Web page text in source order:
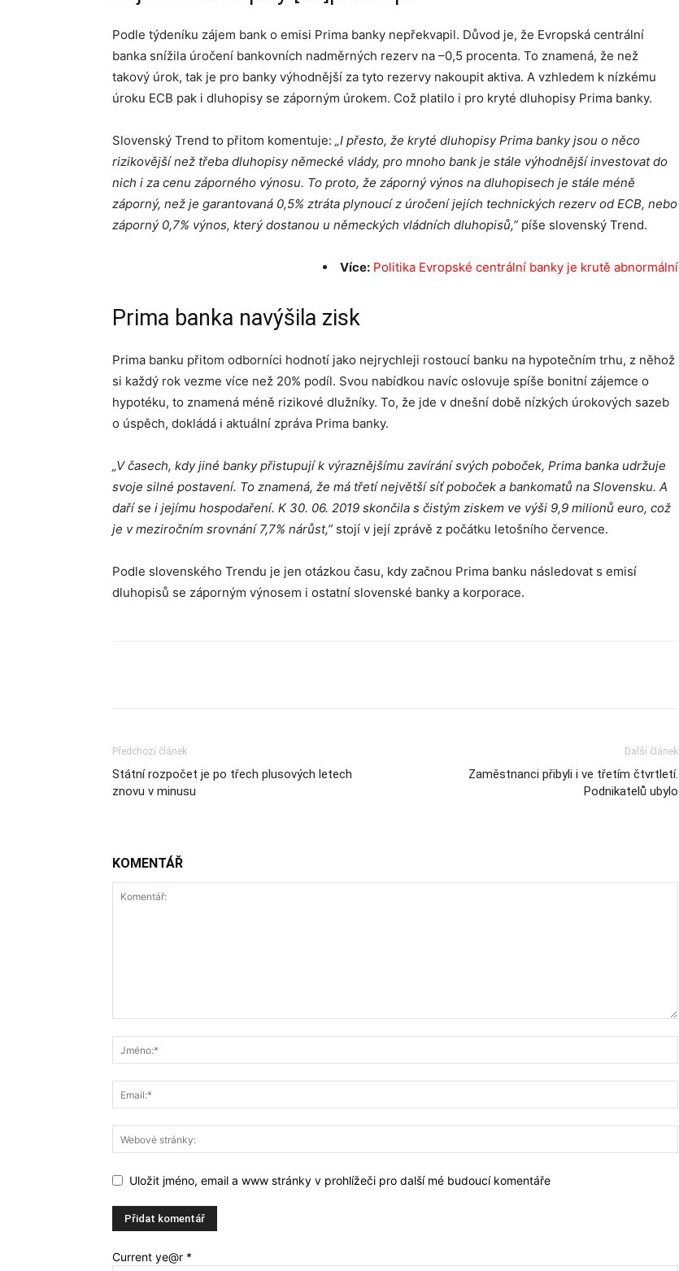
Podle týdeníku zájem bank o emisi Prima banky nepřekvapil. Důvod je, že Evropská centrální
banka snížila úročení bankovních nadměrných rezerv na –0,5 procenta. To znamená, že než
takový úrok, tak je pro banky výhodnější za tyto rezervy nakoupit aktiva. A vzhledem k nízkému
úroku ECB pak i dluhopisy se záporným úrokem. Což platilo i pro kryté dluhopisy Prima banky.
Slovenský Trend to přitom komentuje: „I přesto, že kryté dluhopisy Prima banky jsou o něco
rizikovější než třeba dluhopisy německé vlády, pro mnoho bank je stále výhodnější investovat do
nich i za cenu záporného výnosu. To proto, že záporný výnos na dluhopisech je stále méně
záporný, než je garantovaná 0,5% ztráta plynoucí z úročení jejích technických rezerv od ECB, nebo
záporný 0,7% výnos, který dostanou u německých vládních dluhopisů,” píše slovenský Trend.
Více: Politika Evropské centrální banky je krutě abnormální
Prima banka navýšila zisk
Prima banku přitom odborníci hodnotí jako nejrychleji rostoucí banku na hypotečním trhu, z něhož
si každý rok vezme více než 20% podíl. Svou nabídkou navíc oslovuje spíše bonitní zájemce o
hypotéku, to znamená méně rizikové dlužníky. To, že jde v dnešní době nízkých úrokových sazeb
o úspěch, dokládá i aktuální zpráva Prima banky.
„V časech, kdy jiné banky přistupují k výraznějšímu zavírání svých poboček, Prima banka udržuje
svoje silné postavení. To znamená, že má třetí největší síť poboček a bankomatů na Slovensku. A
daří se i jejímu hospodaření. K 30. 06. 2019 skončila s čistým ziskem ve výši 9,9 milionů euro, což
je v meziročním srovnání 7,7% nárůst,” stojí v její zprávě z počátku letošního července.
Podle slovenského Trendu je jen otázkou času, kdy začnou Prima banku následovat s emisí
dluhopisů se záporným výnosem i ostatní slovenské banky a korporace.
Předchozí článek
Státní rozpočet je po třech plusových letech
znovu v minusu
Další článek
Zaměstnanci přibyli i ve třetím čtvrtletí.
Podnikatelů ubylo
KOMENTÁŘ
Uložit jméno, email a www stránky v prohlížeči pro další mé budoucí komentáře
Current ye@r *